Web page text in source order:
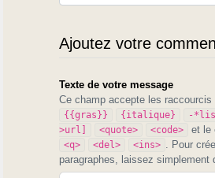
Ajoutez votre
Texte de votre message
Ce champ accepte les raccourcis
{{gras}} {italique} -
>url]
<quote> <code> et le
<q> <del> <ins>
. Pour
paragraphes, laissez simplement